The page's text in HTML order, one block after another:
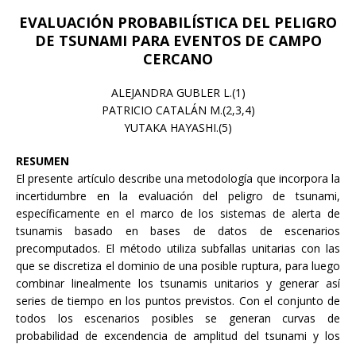
EVALUACIÓN PROBABILÍSTICA DEL PELIGRO
DE TSUNAMI PARA EVENTOS DE CAMPO
CERCANO
ALEJANDRA GUBLER L.(1)
PATRICIO CATALÁN M.(2,3,4)
YUTAKA HAYASHI.(5)
RESUMEN
El presente artículo describe una metodología que incorpora la
incertidumbre en la evaluación del peligro de tsunami,
específicamente en el marco de los sistemas de alerta de
tsunamis basado en bases de datos de escenarios
precomputados. El método utiliza subfallas unitarias con las
que se discretiza el dominio de una posible ruptura, para luego
combinar linealmente los tsunamis unitarios y generar así
series de tiempo en los puntos previstos. Con el conjunto de
todos los escenarios posibles se generan curvas de
probabilidad de excendencia de amplitud del tsunami y los